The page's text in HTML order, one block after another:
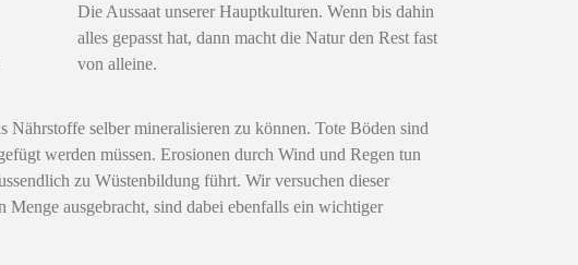
Die Aussaat unserer Hauptkulturen. Wenn bis dahin
alles gepasst hat, dann macht die Natur den Rest fast
von alleine.
selber mineralisieren zu können. Tote Böden sind
werden müssen. Erosionen durch Wind und Regen tun
zu Wüstenbildung führt. Wir versuchen dieser
ausgebracht, sind dabei ebenfalls ein wichtiger